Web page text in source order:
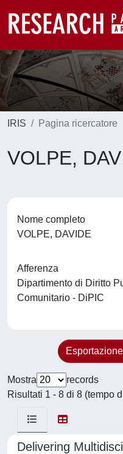
IRIS Pagina ricercatore
VOLPE,
Nome completo
VOLPE, DAVIDE
Afferenza
Dipartimento di Diritto
Comunitario - DiPIC
Esportazione
Mostra
records
Risultati 1 - 8 di 8 (tempo
Delivering